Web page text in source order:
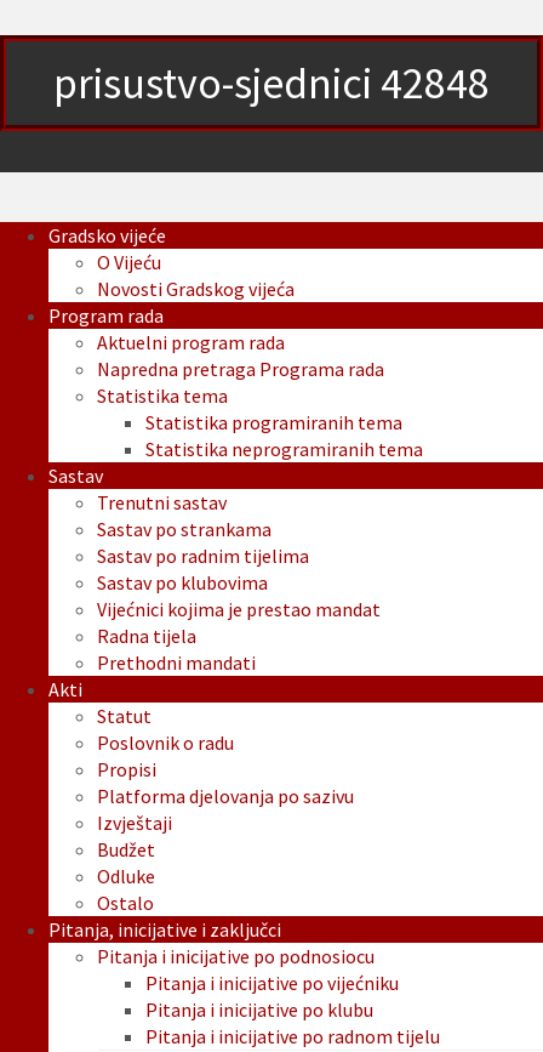
prisustvo-sjednici 42848
Gradsko vijeće
O Vijeću
Novosti Gradskog vijeća
Program rada
Aktuelni program rada
Napredna pretraga Programa rada
Statistika tema
Statistika programiranih tema
Statistika neprogramiranih tema
Sastav
Trenutni sastav
Sastav po strankama
Sastav po radnim tijelima
Sastav po klubovima
Vijećnici kojima je prestao mandat
Radna tijela
Prethodni mandati
Akti
Statut
Poslovnik o radu
Propisi
Platforma djelovanja po sazivu
Izvještaji
Budžet
Odluke
Ostalo
Pitanja, inicijative i zaključci
Pitanja i inicijative po podnosiocu
Pitanja i inicijative po vijećniku
Pitanja i inicijative po klubu
Pitanja i inicijative po radnom tijelu